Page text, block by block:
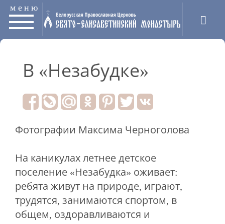
меню
В «Незабудке»
Фотографии Максима Черноголова
На каникулах летнее детское
поселение «Незабудка» оживает:
ребята живут на природе, играют,
трудятся, занимаются спортом, в
общем, оздоравливаются и